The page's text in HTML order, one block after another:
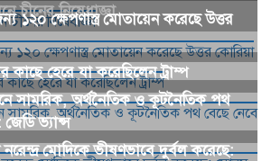
চীনের নিষেধাজ্ঞা
১২০ ক্ষেপণাস্ত্র মোতায়েন করেছে উত্তর
হেরে যা করেছিলেন ট্রাম্প
সামরিক, অর্থনৈতিক ও কূটনৈতিক পথ
জেডি ভ্যান্স
মোদিকে ভীষণভাবে দুর্বল করেছে: